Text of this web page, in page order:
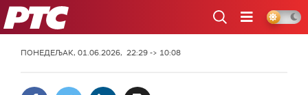
РТС
ПОНЕДЕЉАК, 01.06.2026, 22:29 -> 10:08